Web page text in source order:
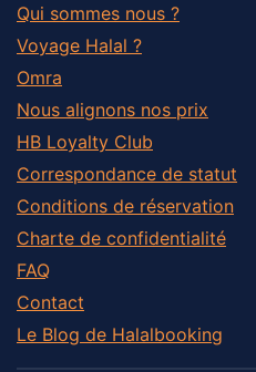
Qui sommes nous ?
Voyage Halal ?
Omra
Nous alignons nos prix
HB Loyalty Club
Correspondance de statut
Conditions de réservation
Charte de confidentialité
FAQ
Contact
Le Blog de Halalbooking